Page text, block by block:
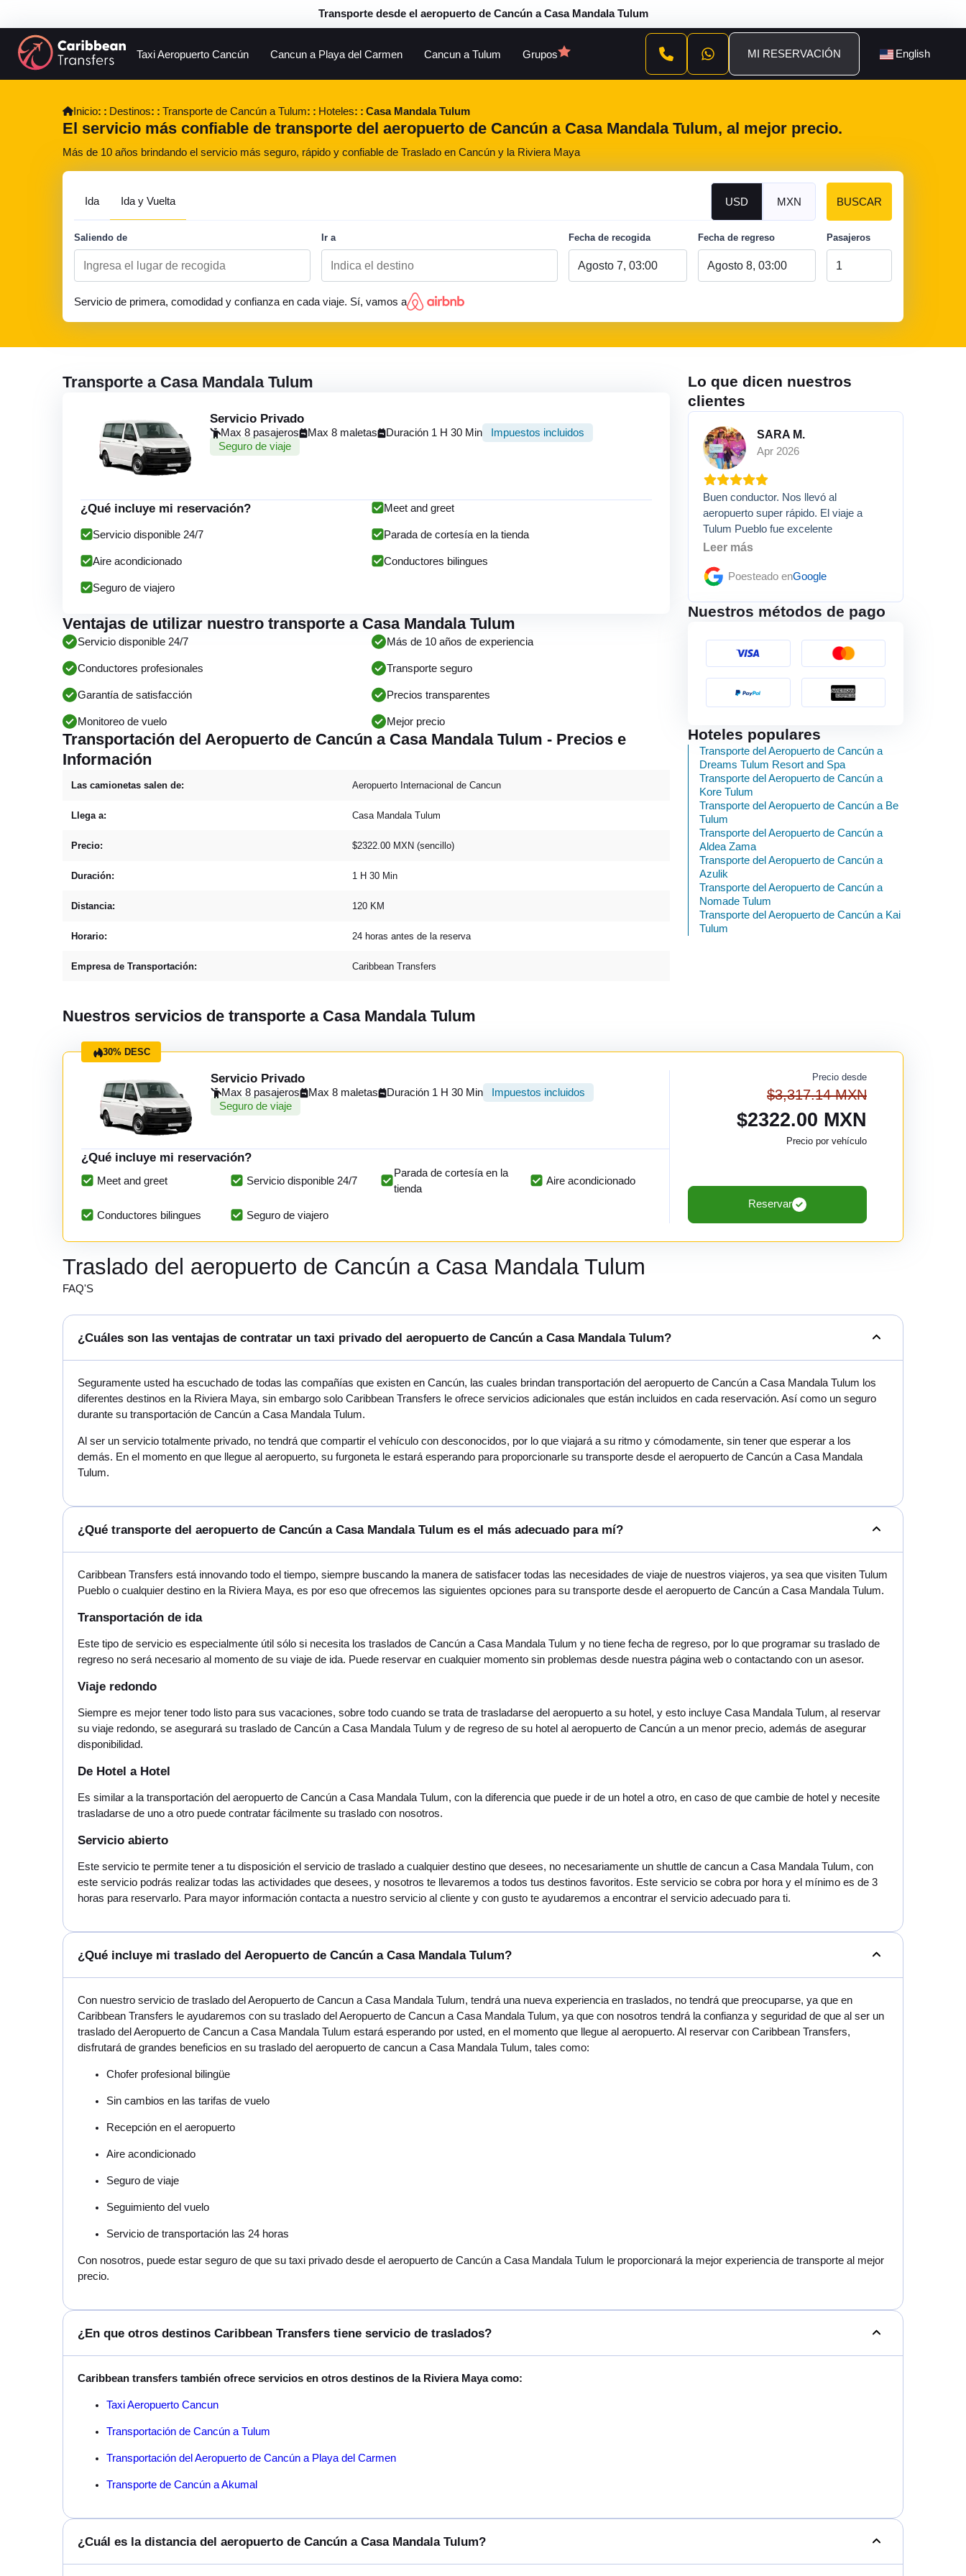
Transporte desde el aeropuerto de Cancún a Casa Mandala Tulum
Taxi Aeropuerto Cancún Cancun a Playa del Carmen Cancun a Tulum Grupos MI RESERVACIÓN English
Inicio Destinos Transporte de Cancún a Tulum Hoteles Casa Mandala Tulum
El servicio más confiable de transporte del aeropuerto de Cancún a Casa Mandala Tulum, al mejor precio.
Más de 10 años brindando el servicio más seguro, rápido y confiable de Traslado en Cancún y la Riviera Maya
Ida Ida y Vuelta USD MXN
Saliendo de Ir a Fecha de recogida Fecha de regreso Pasajeros
BUSCAR
Servicio de primera, comodidad y confianza en cada viaje. Sí, vamos a
Transporte a Casa Mandala Tulum
Servicio Privado
Max 8 pasajeros Max 8 maletas Duración 1 H 30 Min
Impuestos incluidos
Seguro de viaje
¿Qué incluye mi reservación? Meet and greet
Servicio disponible 24/7 Parada de cortesía en la tienda
Aire acondicionado Conductores bilingues
Seguro de viajero
Ventajas de utilizar nuestro transporte a Casa Mandala Tulum
Servicio disponible 24/7 Más de 10 años de experiencia
Conductores profesionales Transporte seguro
Garantía de satisfacción Precios transparentes
Monitoreo de vuelo Mejor precio
Transportación del Aeropuerto de Cancún a Casa Mandala Tulum - Precios e
Información
Las camionetas salen de: Aeropuerto Internacional de Cancun
Llega a: Casa Mandala Tulum
Precio: $2322.00 MXN (sencillo)
Duración: 1 H 30 Min
Distancia: 120 KM
Horario: 24 horas antes de la reserva
Empresa de Transportación: Caribbean Transfers
Lo que dicen nuestros
clientes
SARA M.
Apr 2026
Buen conductor. Nos llevó al
aeropuerto super rápido. El viaje a
Tulum Pueblo fue excelente
Leer más
Poesteado enGoogle
Nuestros métodos de pago
Hoteles populares
Transporte del Aeropuerto de Cancún a
Dreams Tulum Resort and Spa
Transporte del Aeropuerto de Cancún a
Kore Tulum
Transporte del Aeropuerto de Cancún a Be
Tulum
Transporte del Aeropuerto de Cancún a
Aldea Zama
Transporte del Aeropuerto de Cancún a
Azulik
Transporte del Aeropuerto de Cancún a
Nomade Tulum
Transporte del Aeropuerto de Cancún a Kai
Tulum
Nuestros servicios de transporte a Casa Mandala Tulum
30% DESC
Servicio Privado
Max 8 pasajeros Max 8 maletas Duración 1 H 30 Min
Impuestos incluidos
Seguro de viaje
¿Qué incluye mi reservación?
Meet and greet Servicio disponible 24/7
Parada de cortesía en la
tienda
Aire acondicionado
Conductores bilingues Seguro de viajero
Precio desde
$3,317.14 MXN
$2322.00 MXN
Precio por vehículo
Reservar
Traslado del aeropuerto de Cancún a Casa Mandala Tulum
FAQ'S
¿Cuáles son las ventajas de contratar un taxi privado del aeropuerto de Cancún a Casa Mandala Tulum?
Seguramente usted ha escuchado de todas las compañías que existen en Cancún, las cuales brindan transportación del aeropuerto de Cancún a Casa Mandala Tulum los
diferentes destinos en la Riviera Maya, sin embargo solo Caribbean Transfers le ofrece servicios adicionales que están incluidos en cada reservación. Así como un seguro
durante su transportación de Cancún a Casa Mandala Tulum.
Al ser un servicio totalmente privado, no tendrá que compartir el vehículo con desconocidos, por lo que viajará a su ritmo y cómodamente, sin tener que esperar a los
demás. En el momento en que llegue al aeropuerto, su furgoneta le estará esperando para proporcionarle su transporte desde el aeropuerto de Cancún a Casa Mandala
Tulum.
¿Qué transporte del aeropuerto de Cancún a Casa Mandala Tulum es el más adecuado para mí?
Caribbean Transfers está innovando todo el tiempo, siempre buscando la manera de satisfacer todas las necesidades de viaje de nuestros viajeros, ya sea que visiten Tulum
Pueblo o cualquier destino en la Riviera Maya, es por eso que ofrecemos las siguientes opciones para su transporte desde el aeropuerto de Cancún a Casa Mandala Tulum.
Transportación de ida
Este tipo de servicio es especialmente útil sólo si necesita los traslados de Cancún a Casa Mandala Tulum y no tiene fecha de regreso, por lo que programar su traslado de
regreso no será necesario al momento de su viaje de ida. Puede reservar en cualquier momento sin problemas desde nuestra página web o contactando con un asesor.
Viaje redondo
Siempre es mejor tener todo listo para sus vacaciones, sobre todo cuando se trata de trasladarse del aeropuerto a su hotel, y esto incluye Casa Mandala Tulum, al reservar
su viaje redondo, se asegurará su traslado de Cancún a Casa Mandala Tulum y de regreso de su hotel al aeropuerto de Cancún a un menor precio, además de asegurar
disponibilidad.
De Hotel a Hotel
Es similar a la transportación del aeropuerto de Cancún a Casa Mandala Tulum, con la diferencia que puede ir de un hotel a otro, en caso de que cambie de hotel y necesite
trasladarse de uno a otro puede contratar fácilmente su traslado con nosotros.
Servicio abierto
Este servicio te permite tener a tu disposición el servicio de traslado a cualquier destino que desees, no necesariamente un shuttle de cancun a Casa Mandala Tulum, con
este servicio podrás realizar todas las actividades que desees, y nosotros te llevaremos a todos tus destinos favoritos. Este servicio se cobra por hora y el mínimo es de 3
horas para reservarlo. Para mayor información contacta a nuestro servicio al cliente y con gusto te ayudaremos a encontrar el servicio adecuado para ti.
¿Qué incluye mi traslado del Aeropuerto de Cancún a Casa Mandala Tulum?
Con nuestro servicio de traslado del Aeropuerto de Cancun a Casa Mandala Tulum, tendrá una nueva experiencia en traslados, no tendrá que preocuparse, ya que en
Caribbean Transfers le ayudaremos con su traslado del Aeropuerto de Cancun a Casa Mandala Tulum, ya que con nosotros tendrá la confianza y seguridad de que al ser un
traslado del Aeropuerto de Cancun a Casa Mandala Tulum estará esperando por usted, en el momento que llegue al aeropuerto. Al reservar con Caribbean Transfers,
disfrutará de grandes beneficios en su traslado del aeropuerto de cancun a Casa Mandala Tulum, tales como:
Chofer profesional bilingüe
Sin cambios en las tarifas de vuelo
Recepción en el aeropuerto
Aire acondicionado
Seguro de viaje
Seguimiento del vuelo
Servicio de transportación las 24 horas
Con nosotros, puede estar seguro de que su taxi privado desde el aeropuerto de Cancún a Casa Mandala Tulum le proporcionará la mejor experiencia de transporte al mejor
precio.
¿En que otros destinos Caribbean Transfers tiene servicio de traslados?
Caribbean transfers también ofrece servicios en otros destinos de la Riviera Maya como:
Taxi Aeropuerto Cancun
Transportación de Cancún a Tulum
Transportación del Aeropuerto de Cancún a Playa del Carmen
Transporte de Cancún a Akumal
¿Cuál es la distancia del aeropuerto de Cancún a Casa Mandala Tulum?